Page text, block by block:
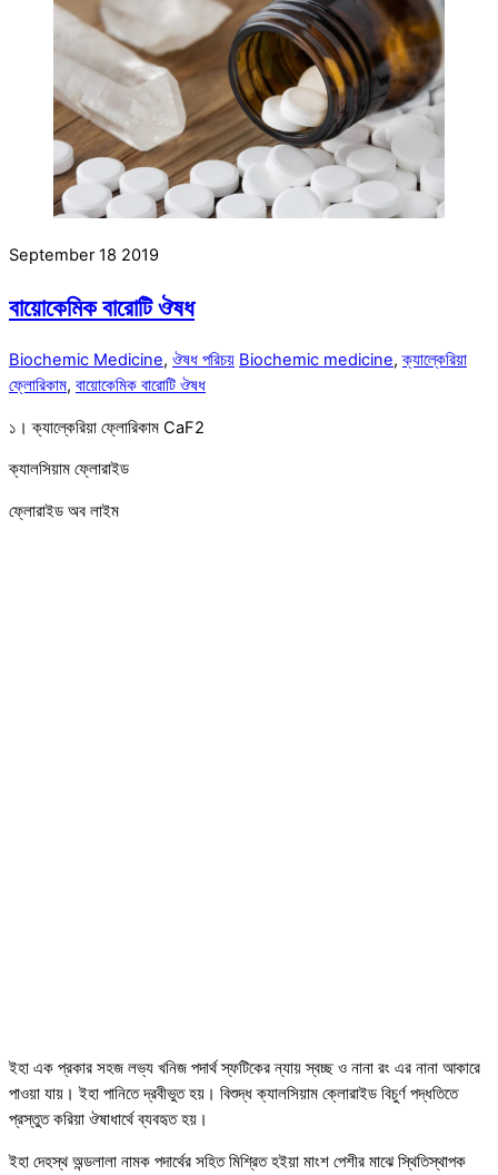
September 18 2019
বায়োকেমিক বারোটি ঔষধ
Biochemic Medicine, ঔষধ পরিচয় Biochemic medicine,ক্যাল্কেরিয়া
ফ্লোরিকাম, বায়োকেমিক বারোটি ঔষধ
১। ক্যাল্কেরিয়া ফ্লোরিকাম CaF2
ক্যালসিয়াম ফ্লোরাইড
ফ্লোরাইড অব লাইম
ইহা এক প্রকার সহজ লভ্য খনিজ পদার্থ স্ফটিকের ন্যায় স্বচ্ছ ও নানা রং এর নানা আকারে
পাওয়া যায়। ইহা পানিতে দ্রবীভুত হয়। বিশুদ্ধ ক্যালসিয়াম ক্লোরাইড বিচুর্ণ পদ্ধতিতে
প্রস্তুত করিয়া ঔষাধার্থে ব্যবহৃত হয়।
ইহা দেহস্থ অন্ডলালা নামক পদার্থের সহিত মিশ্রিত হইয়া মাংশ পেশীর মাঝে স্থিতিস্থাপক